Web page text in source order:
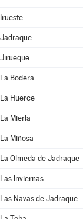
Irueste
Jadraque
Jirueque
La Bodera
La Huerce
La Mierla
La Miñosa
La Olmeda de Jadraque
Las Inviernas
Las Navas de Jadraque